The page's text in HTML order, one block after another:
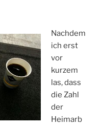
Nachdem
ich erst
vor
kurzem
las, dass
die Zahl
der
Heimarb